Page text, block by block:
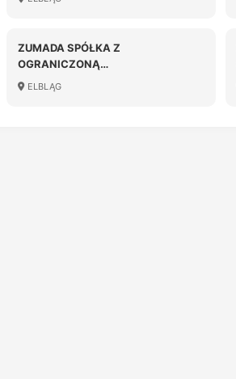
ZUMADA SPÓŁKA Z
OGRANICZONĄ
ODPOWIEDZIALNOŚCIĄ
ELBLĄG